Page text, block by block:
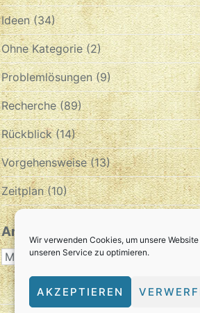
Wir verwenden Cookies, um unsere
unseren Service zu optimieren.
AKZEPTIEREN
Ideen(34)
Ohne Kategorie(2)
Problemlösungen(9)
Recherche(89)
Rückblick(14)
Vorgehensweise(13)
Zeitplan(10)
Archiv
ARCHIV